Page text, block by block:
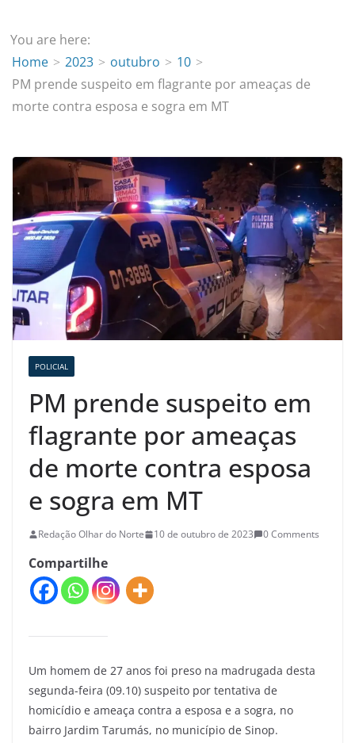
You are here:
Home
2023 outubro
10
PM prende suspeito em flagrante por ameaças de
morte contra esposa e sogra em MT
POLICIAL
PM prende suspeito em
flagrante por ameaças
de morte contra esposa
e sogra em MT
Redação Olhar do Norte 10 de outubro de 2023 0 Comments
Compartilhe
Um homem de 27 anos foi preso na madrugada desta
segunda-feira (09.10) suspeito por tentativa de
homicídio e ameaça contra a esposa e a sogra, no
bairro Jardim Tarumás, no município de Sinop.